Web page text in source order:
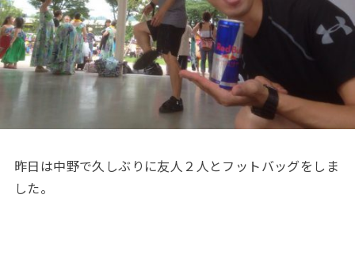
昨日は中野で久しぶりに友人２人とフットバッグをしま
した。